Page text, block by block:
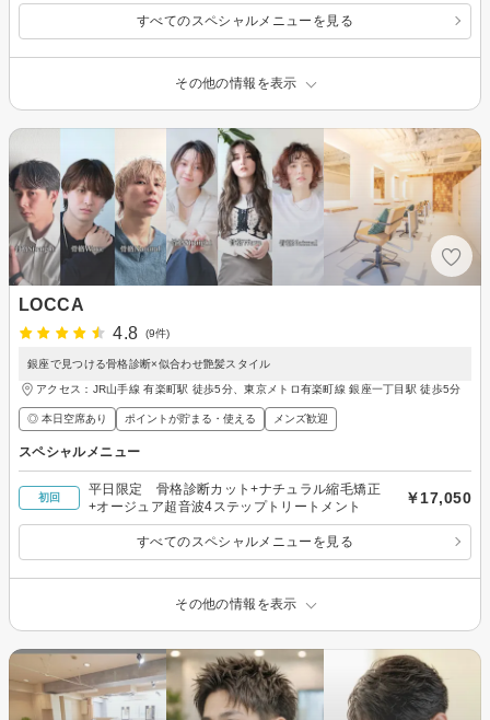
すべてのスペシャルメニューを見る
その他の情報を表示
LOCCA
4.8
(9件)
銀座で見つける骨格診断×似合わせ艶髪スタイル
アクセス：JR山手線 有楽町駅 徒歩5分、東京メトロ有楽町線 銀座一丁目駅 徒歩5分
◎ 本日空席あり ポイントが貯まる・使える メンズ歓迎
スペシャルメニュー
初回
平日限定 骨格診断カット+ナチュラル縮毛矯正
+オージュア超音波4ステップトリートメント
￥17,050
すべてのスペシャルメニューを見る
その他の情報を表示